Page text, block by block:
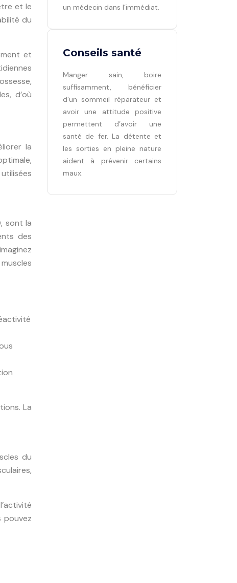
et le
du
et
d’où
la
sont la
des
La
du
pouvez
un médecin dans l’immédiat.
Conseils santé
Manger sain, boire
suffisamment, bénéficier
d’un sommeil réparateur et
avoir une attitude positive
permettent d’avoir une
santé de fer. La détente et
les sorties en pleine nature
aident à prévenir certains
maux.